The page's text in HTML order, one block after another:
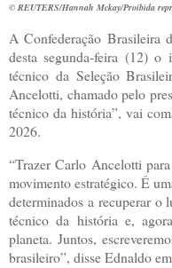
© REUTERS/Hannah Mckay/Proibida
A Confederação Brasileira
desta segunda-feira (12)
técnico da Seleção
Ancelotti, chamado pelo
técnico da história”, vai
2026.
“Trazer Carlo Ancelotti
movimento estratégico. É
determinados a recuperar
técnico da história e,
planeta. Juntos,
brasileiro”, disse Ednaldo